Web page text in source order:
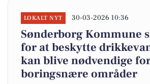
LOKALT NYT 30-03-2026 10:36
Sønderborg Kommune
for at beskytte
kan blive nødvendige
boringsnære områder